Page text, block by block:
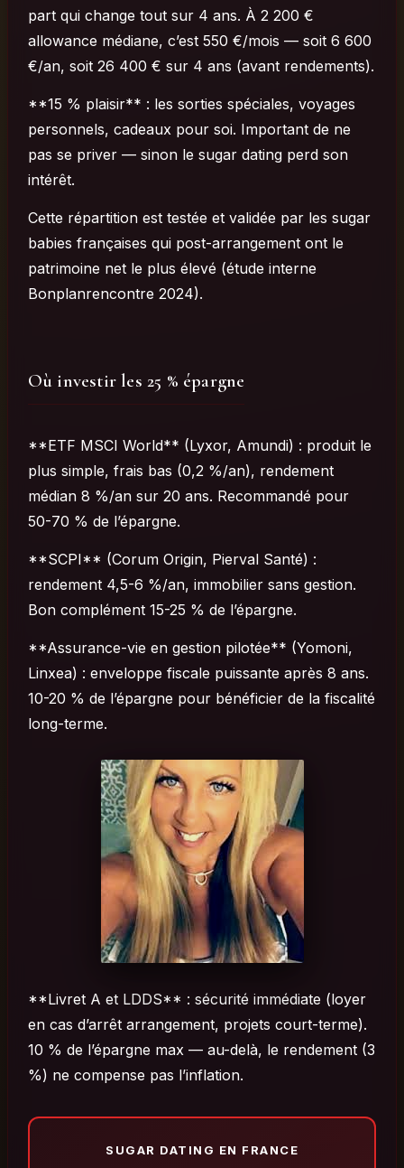
part qui change tout sur 4 ans. À 2 200 €
allowance médiane, c’est 550 €/mois — soit 6 600
€/an, soit 26 400 € sur 4 ans (avant rendements).
**15 % plaisir** : les sorties spéciales, voyages
personnels, cadeaux pour soi. Important de ne
pas se priver — sinon le sugar dating perd son
intérêt.
Cette répartition est testée et validée par les sugar
babies françaises qui post-arrangement ont le
patrimoine net le plus élevé (étude interne
Bonplanrencontre 2024).
Où investir les 25 % épargne
**ETF MSCI World** (Lyxor, Amundi) : produit le
plus simple, frais bas (0,2 %/an), rendement
médian 8 %/an sur 20 ans. Recommandé pour
50-70 % de l’épargne.
**SCPI** (Corum Origin, Pierval Santé) :
rendement 4,5-6 %/an, immobilier sans gestion.
Bon complément 15-25 % de l’épargne.
**Assurance-vie en gestion pilotée** (Yomoni,
Linxea) : enveloppe fiscale puissante après 8 ans.
10-20 % de l’épargne pour bénéficier de la fiscalité
long-terme.
**Livret A et LDDS** : sécurité immédiate (loyer
en cas d’arrêt arrangement, projets court-terme).
10 % de l’épargne max — au-delà, le rendement (3
%) ne compense pas l’inflation.
SUGAR DATING EN FRANCE